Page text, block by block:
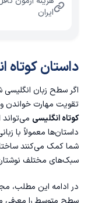
ایران
داستان
اگر سطح زبان
تقویت مهارت خواندن و
کوتاه انگلیسی
داستان‌ها معمولاً با
شما کمک می‌کنند
سبک‌های مختلف
در ادامه این مطلب،